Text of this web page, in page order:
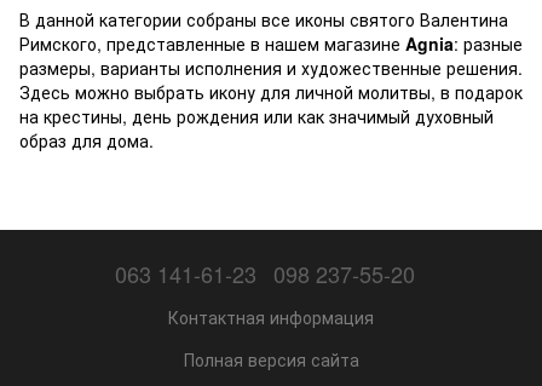
В данной категории собраны все иконы святого Валентина
Римского, представленные в нашем магазине Agnia: разные
размеры, варианты исполнения и художественные решения.
Здесь можно выбрать икону для личной молитвы, в подарок
на крестины, день рождения или как значимый духовный
образ для дома.
063 141-61-23 098 237-55-20
Контактная информация
Полная версия сайта